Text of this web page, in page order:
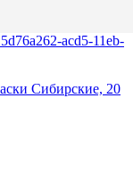
Сибирские, 20